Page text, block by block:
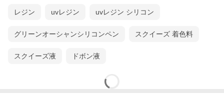
レジン uvレジン uvレジン シリコン
グリーンオーシャンシリコンペン スクイーズ 着色料
スクイーズ液 ドボン液